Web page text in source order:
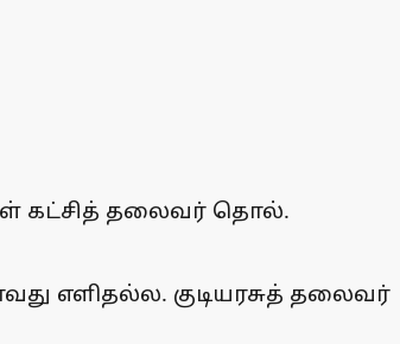
கட்சித் தலைவர் தொல்.
எளிதல்ல. குடியரசுத் தலைவர்